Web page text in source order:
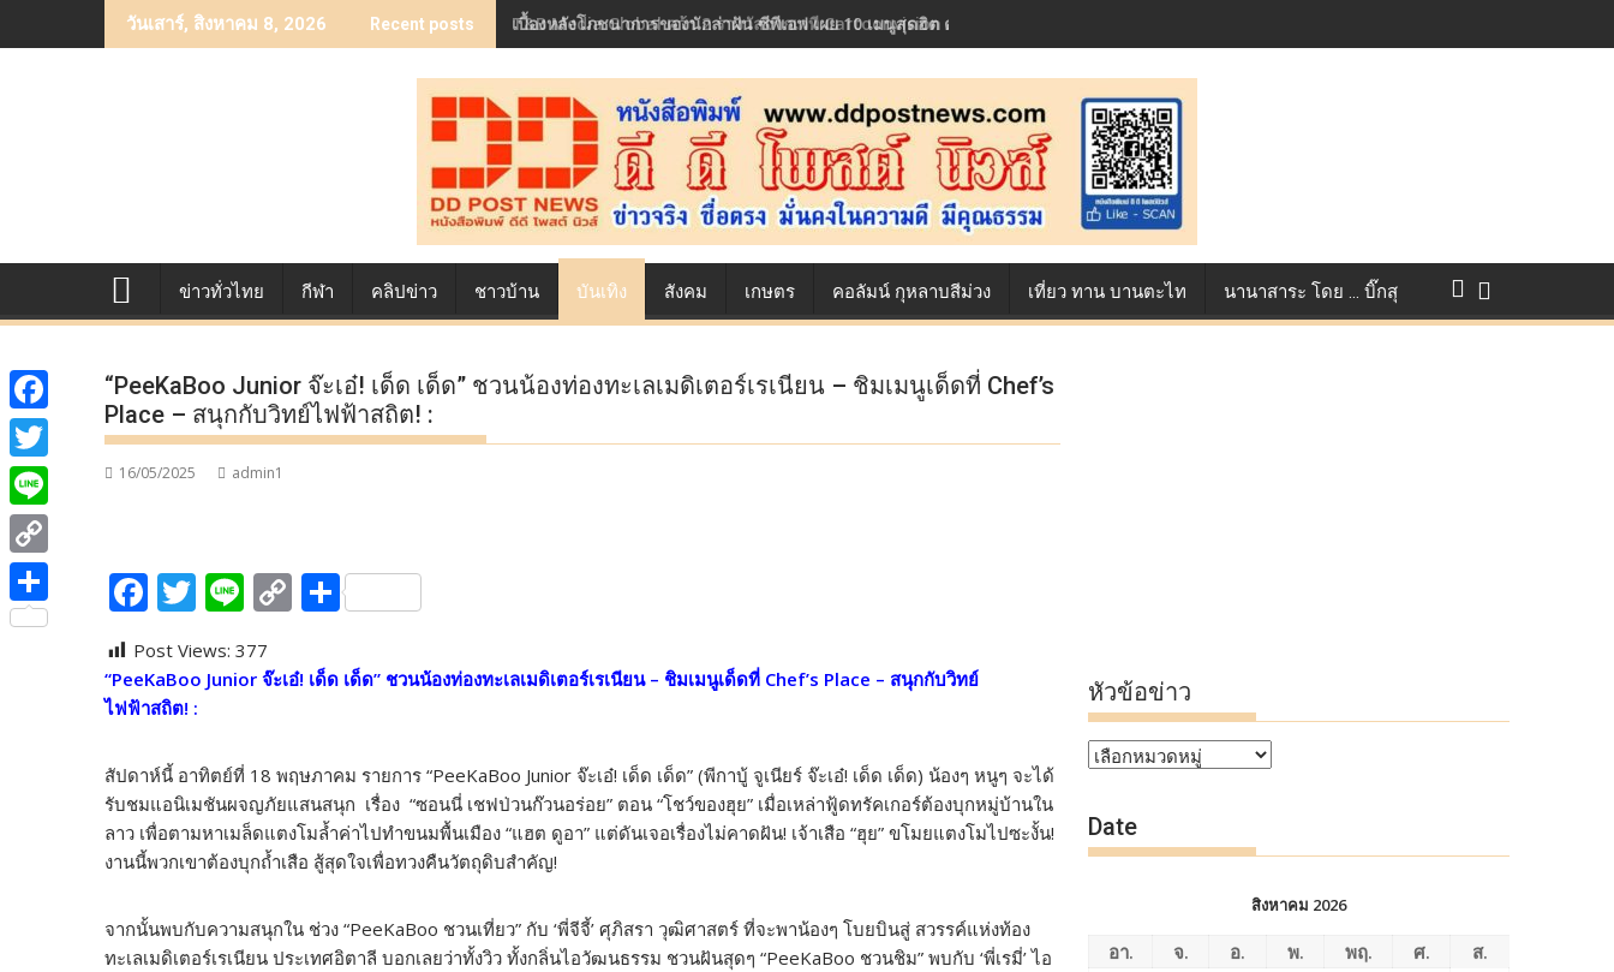
to
วันเสาร์, สิงหาคม 8, 2026 Recent posts เบื้องหลังโภชนาการของนักล่าฝัน ซีพีเอฟ เผย 10 เมนูสุดฮิต ตลอดเส้นทางการแข่งขัน True AF 2026 :
ข่าวทั่วไทย กีฬา คลิปข่าว ชาวบ้าน บันเทิง สังคม เกษตร คอลัมน์ กุหลาบสีม่วง เที่ยว ทาน บานตะไท นานาสาระ โดย … บิ๊กสุ
“PeeKaBoo Junior จ๊ะเอ๋! เด็ด เด็ด” ชวนน้องท่องทะเลเมดิเตอร์เรเนียน – ชิมเมนูเด็ดที่ Chef’s
Place – สนุกกับวิทย์ไฟฟ้าสถิต! :
16/05/2025 admin1
F
e
b
o
k
T
itt
er
Li
e
C
p
n
k
S
ar
Post Views: 377
“PeeKaBoo Junior จ๊ะเอ๋! เด็ด เด็ด” ชวนน้องท่องทะเลเมดิเตอร์เรเนียน – ชิมเมนูเด็ดที่ Chef’s Place – สนุกกับวิทย์
ไฟฟ้าสถิต! :
สัปดาห์นี้ อาทิตย์ที่ 18 พฤษภาคม รายการ “PeeKaBoo Junior จ๊ะเอ๋! เด็ด เด็ด” (พีกาบู้ จูเนียร์ จ๊ะเอ๋! เด็ด เด็ด) น้องๆ หนูๆ จะได้
รับชมแอนิเมชันผจญภัยแสนสนุก เรื่อง “ซอนนี่ เชฟป่วนก๊วนอร่อย” ตอน “โชว์ของฮุย” เมื่อเหล่าฟู้ดทรัคเกอร์ต้องบุกหมู่บ้านใน
ลาว เพื่อตามหาเมล็ดแตงโมล้ำค่าไปทำขนมพื้นเมือง “แฮต ดูอา” แต่ดันเจอเรื่องไม่คาดฝัน! เจ้าเสือ “ฮุย” ขโมยแตงโมไปซะงั้น!
งานนี้พวกเขาต้องบุกถ้ำเสือ สู้สุดใจเพื่อทวงคืนวัตถุดิบสำคัญ!
จากนั้นพบกับความสนุกใน ช่วง “PeeKaBoo ชวนเที่ยว” กับ ‘พี่จีจี้’ ศุภิสรา วุฒิศาสตร์ ที่จะพาน้องๆ โบยบินสู่ สวรรค์แห่งท้อง
ทะเลเมดิเตอร์เรเนียน ประเทศอิตาลี บอกเลยว่าทั้งวิว ทั้งกลิ่นไอวัฒนธรรม ชวนฝันสุดๆ “PeeKaBoo ชวนชิม” พบกับ ‘พี่เรมี่’ ไอ
หัวข้อข่าว
หัวข้อ
Date
สิงหาคม 2026
อา. จ. อ. พ. พฤ. ศ.
ส.
F
a
c
e
b
o
T
w
i
t
t
L
i
n
C
o
S